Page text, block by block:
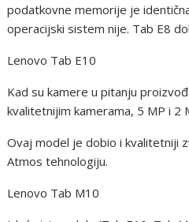
podatkovne memorije je
operacijski sistem nije. Tab E8
Lenovo Tab E10
Kad su kamere u pitanju
kvalitetnijim kamerama, 5 MP i 2
Ovaj model je dobio i kvalitetniji
Atmos tehnologiju.
Lenovo Tab M10